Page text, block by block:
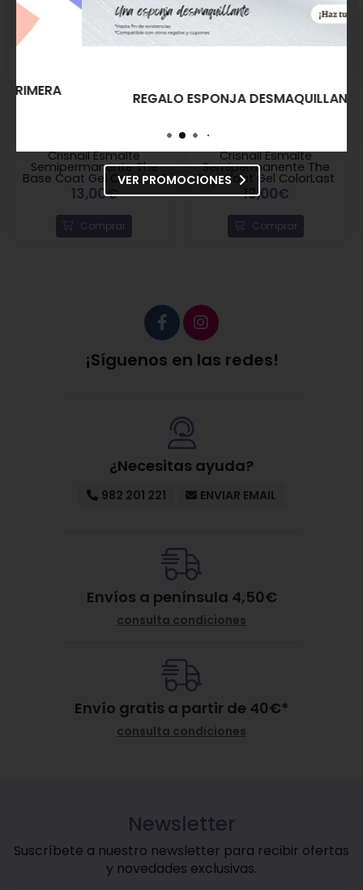
Crisnail Esmalte
Semipermanente The
Base Coat Gel ColorLast
13,00€
Comprar
Crisnail Esmalte
Semipermanente The
Top Coat Gel ColorLast
13,00€
Comprar
¡Síguenos en las redes!
¿Necesitas ayuda?
982 201 221 ENVIAR EMAIL
Envíos a península 4,50€
consulta condiciones
Envío gratis a partir de 40€*
consulta condiciones
Newsletter
Suscríbete a nuestro newsletter para recibir ofertas
y novedades exclusivas.
REGALO ESPONJA DESMAQUILLANTE
VER PROMOCIONES